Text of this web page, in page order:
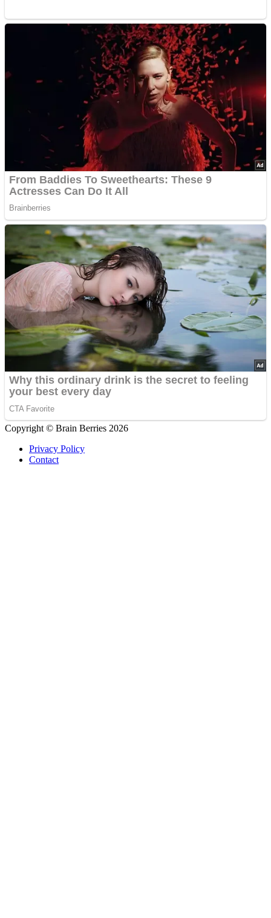
Copyright © Brain Berries 2026
Privacy Policy
Contact